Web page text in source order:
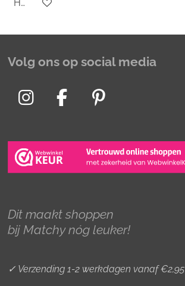
Houd mij op de hoogte
Volg ons op social media
I
s
t
a
r
a
F
c
e
b
o
k
P
n
t
e
e
s
Dit maakt shoppen
bij Matchy nóg leuker!
✓ Verzending 1-2 werkdagen vanaf €2,95